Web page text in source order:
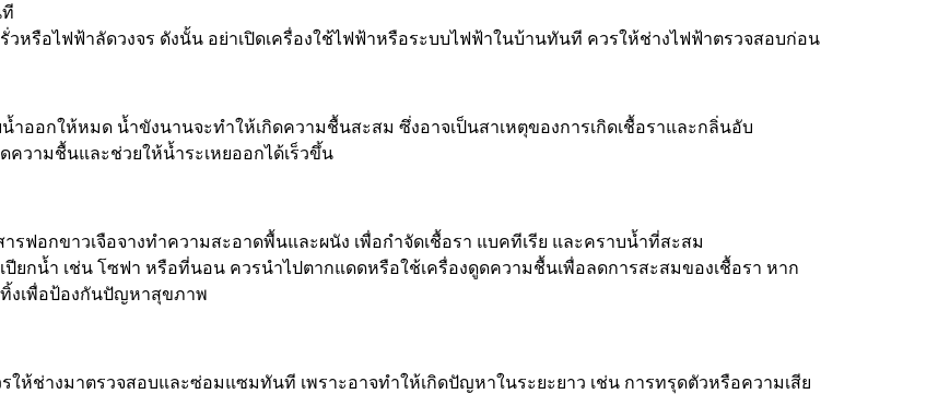
หรือไฟฟ้าลัดวงจร ดังนั้น อย่าเปิดเครื่องใช้ไฟฟ้าหรือระบบไฟฟ้าในบ้านทันที ควรให้ช่างไฟฟ้าตรวจสอบก่อน
ออกให้หมด น้ำขังนานจะทำให้เกิดความชื้นสะสม ซึ่งอาจเป็นสาเหตุของการเกิดเชื้อราและกลิ่นอับ
ความชื้นและช่วยให้น้ำระเหยออกได้เร็วขึ้น
รฟอกขาวเจือจางทำความสะอาดพื้นและผนัง เพื่อกำจัดเชื้อรา แบคทีเรีย และคราบน้ำที่สะสม
ปียกน้ำ เช่น โซฟา หรือที่นอน ควรนำไปตากแดดหรือใช้เครื่องดูดความชื้นเพื่อลดการสะสมของเชื้อรา หาก
งเพื่อป้องกันปัญหาสุขภาพ
ห้ช่างมาตรวจสอบและซ่อมแซมทันที เพราะอาจทำให้เกิดปัญหาในระยะยาว เช่น การทรุดตัวหรือความเสีย